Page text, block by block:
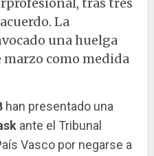
La
una huelga
marzo como medida
han presentado una
ante el Tribunal
Vasco por negarse a